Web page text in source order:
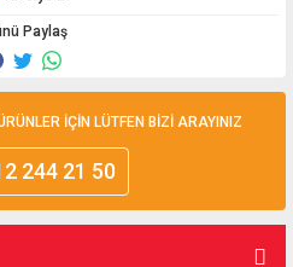
Paylaş
İÇİN LÜTFEN BİZİ ARAYINIZ
244 21 50